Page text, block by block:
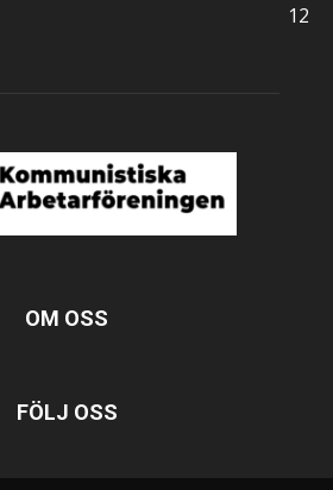
12
OM OSS
FÖLJ OSS